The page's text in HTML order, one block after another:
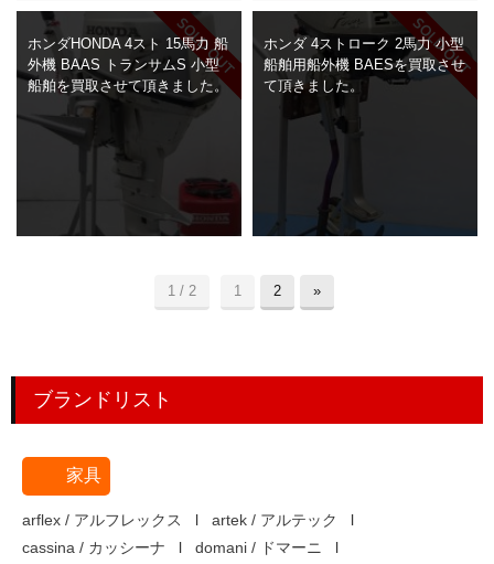
ホンダHONDA 4スト 15馬力 船
外機 BAAS トランサムS 小型
船舶を買取させて頂きました。
ホンダ 4ストローク 2馬力 小型
船舶用船外機 BAESを買取させ
て頂きました。
1 / 2 1 2 »
ブランドリスト
家具
arflex / アルフレックス
artek / アルテック
cassina / カッシーナ
domani / ドマーニ